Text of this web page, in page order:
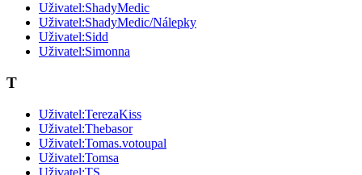
Uživatel:ShadyMedic
Uživatel:ShadyMedic/Nálepky
Uživatel:Sidd
Uživatel:Simonna
T
Uživatel:TerezaKiss
Uživatel:Thebasor
Uživatel:Tomas.votoupal
Uživatel:Tomsa
Uživatel:TS